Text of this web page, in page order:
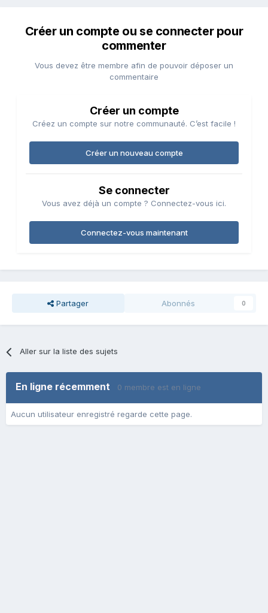
Créer un compte ou se connecter pour
commenter
Vous devez être membre afin de pouvoir déposer un
commentaire
Créer un compte
Créez un compte sur notre communauté. C’est facile !
Créer un nouveau compte
Se connecter
Vous avez déjà un compte ? Connectez-vous ici.
Connectez-vous maintenant
Partager Abonnés 0
Aller sur la liste des sujets
En ligne récemment 0 membre est en ligne
Aucun utilisateur enregistré regarde cette page.